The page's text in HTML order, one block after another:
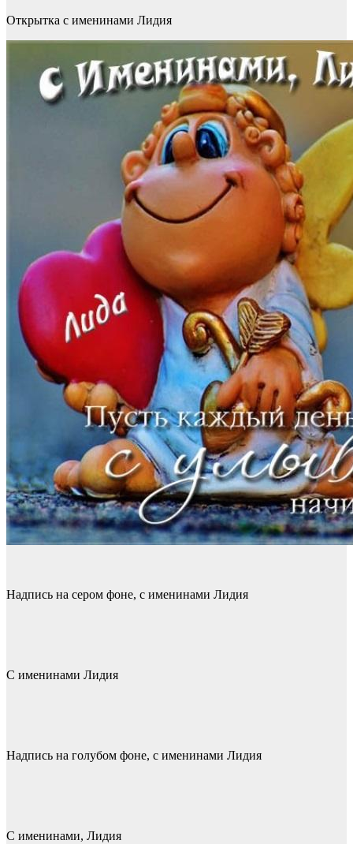
Открытка с именинами Лидия
Надпись на сером фоне, с именинами Лидия
С именинами Лидия
Надпись на голубом фоне, с именинами Лидия
С именинами, Лидия